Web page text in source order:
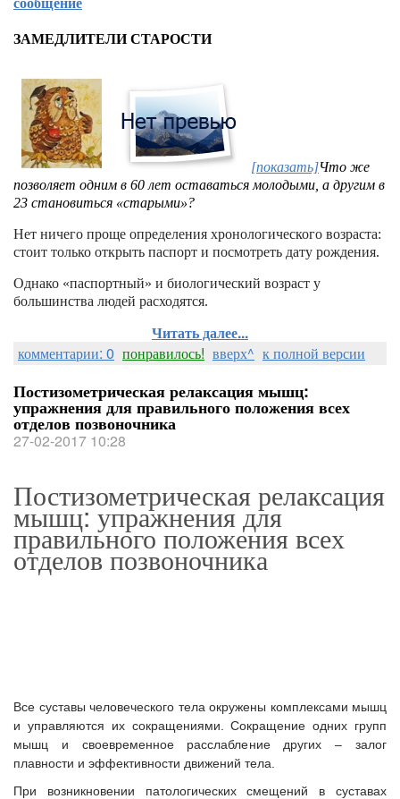
ЗАМЕДЛИТЕЛИ СТАРОСТИ
[показать]Что же
позволяет одним в 60 лет оставаться молодыми, а другим в
23 становиться «старыми»?
Нет ничего проще определения хронологического возраста:
стоит только открыть паспорт и посмотреть дату рождения.
Однако «паспортный» и биологический возраст у
большинства людей расходятся.
Читать далее...
комментарии: 0 понравилось! вверх^ к полной версии
Постизометрическая релаксация мышц:
упражнения для правильного положения всех
отделов позвоночника
27-02-2017 10:28
Постизометрическая релаксация
мышц: упражнения для
правильного положения всех
отделов позвоночника
Все суставы человеческого тела окружены комплексами мышц
и управляются их сокращениями. Сокращение одних групп
мышц и своевременное расслабление других – залог
плавности и эффективности движений тела.
При возникновении патологических смещений в суставах